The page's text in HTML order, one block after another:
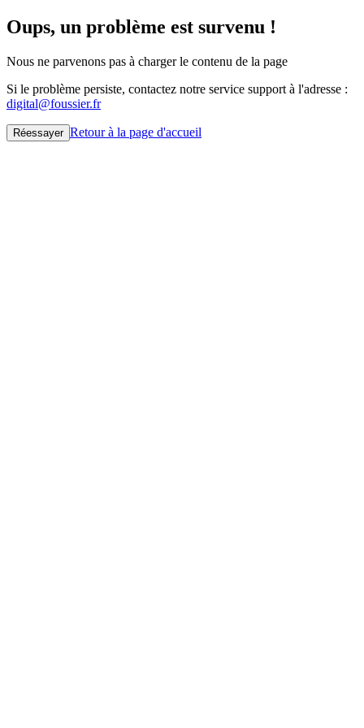
Oups, un problème est survenu !
Nous ne parvenons pas à charger le contenu de la page
Si le problème persiste, contactez notre service support à l'adresse :
digital@foussier.fr
Réessayer Retour à la page d'accueil